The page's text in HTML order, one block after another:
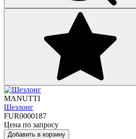
MANUTTI
Шезлонг
FUR0000187
Цена по запросу
Добавить в корзину